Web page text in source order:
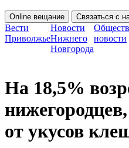
Online вещание Связаться с
Вести
Приволжье
Новости
Нижнего
Новгорода
новости
На 18,5%
от укусов